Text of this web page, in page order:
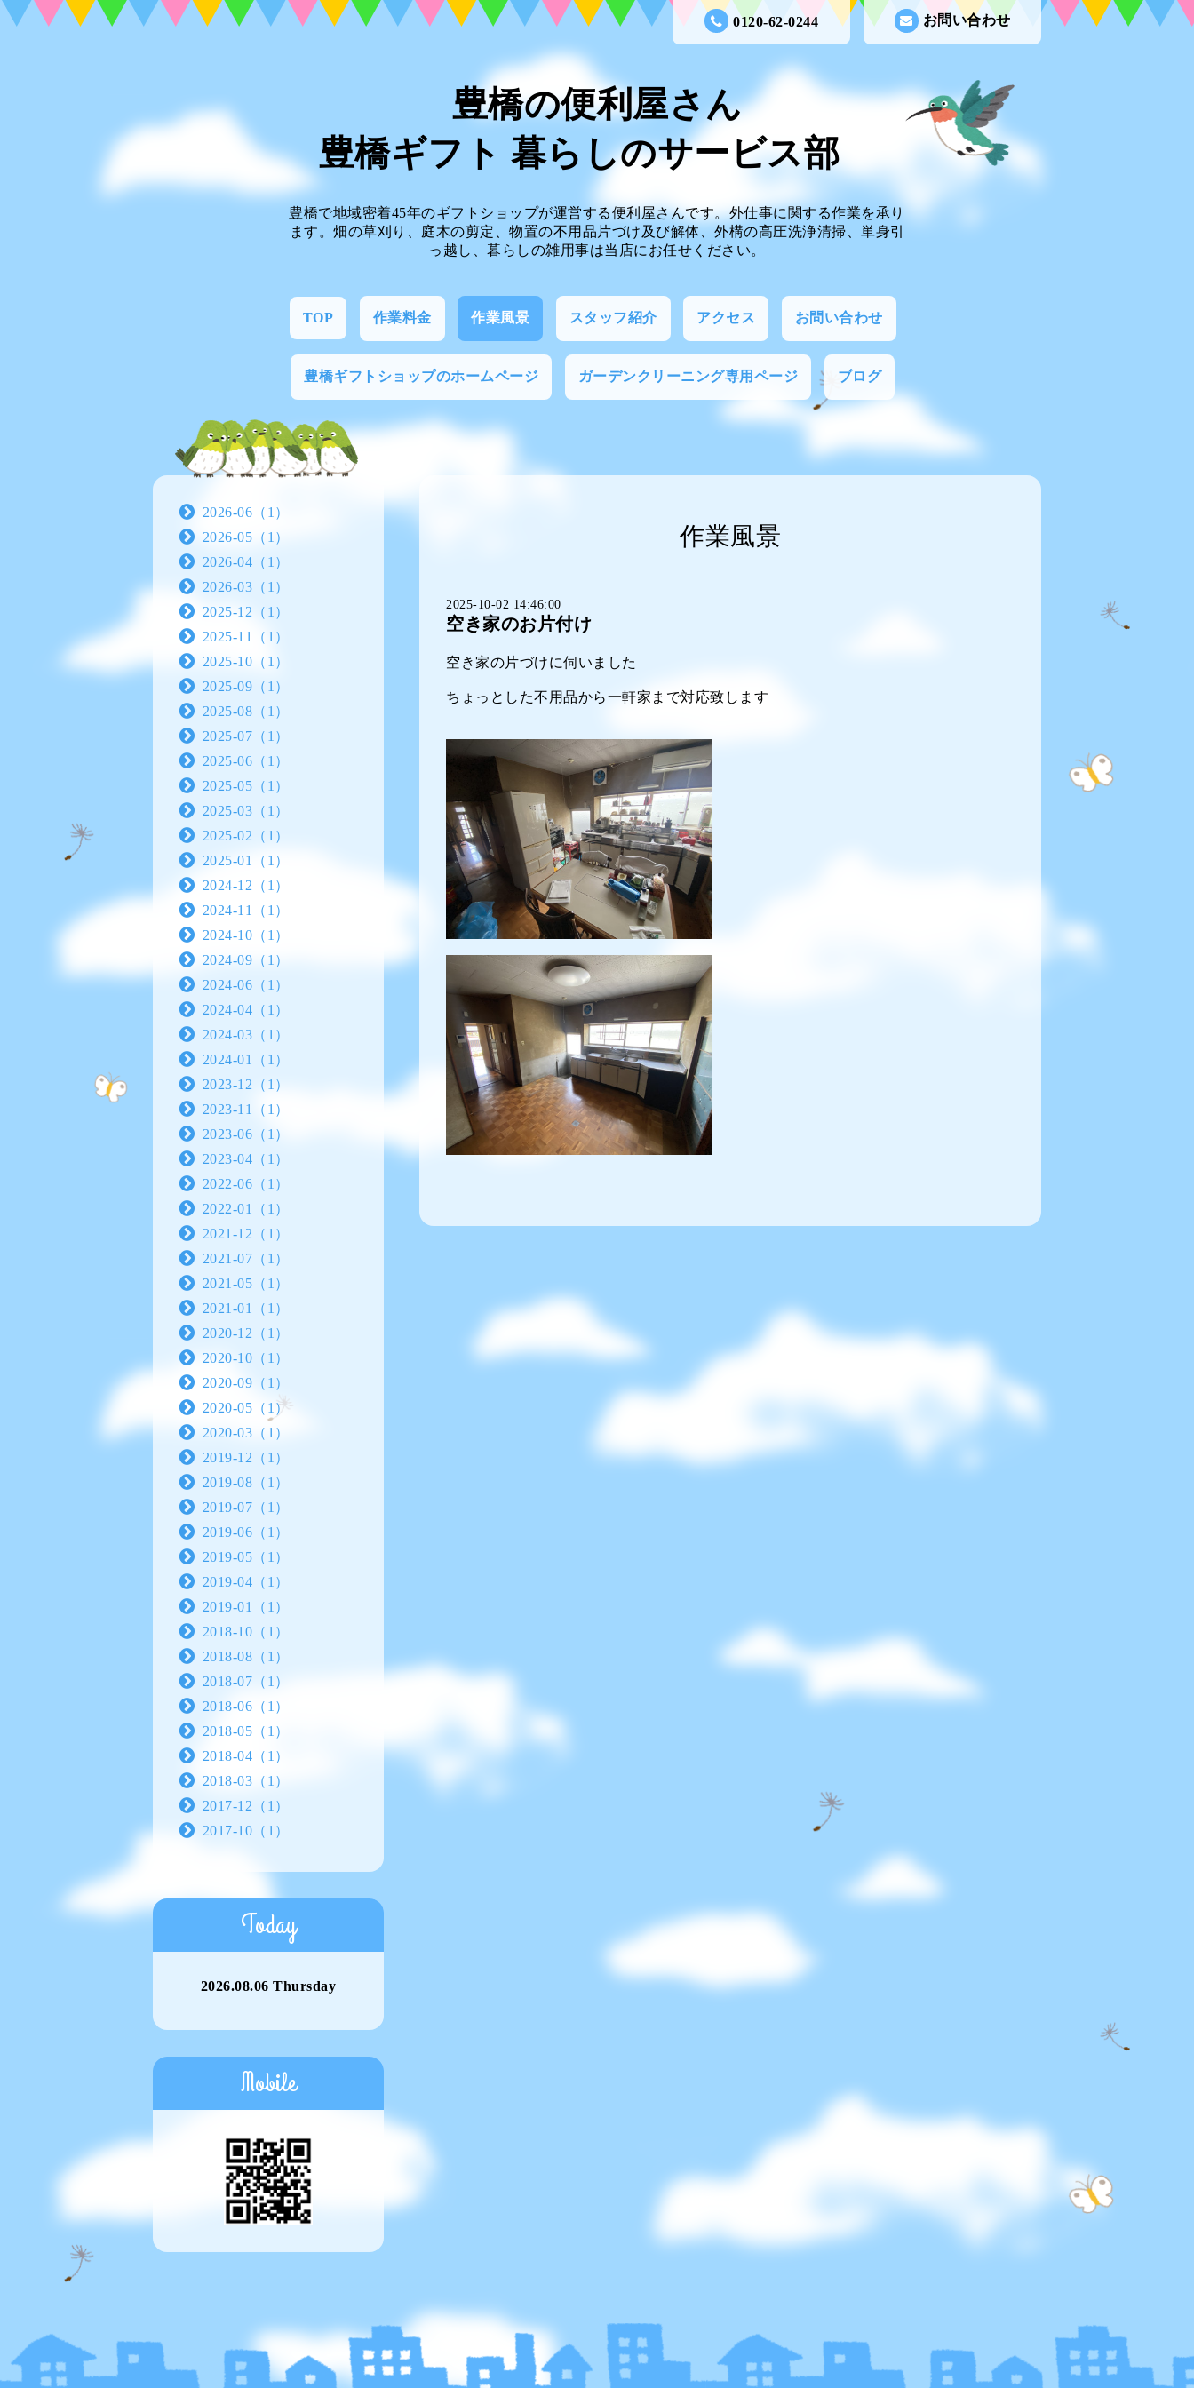
お問い合わせ
0120-62-0244
豊橋の便利屋さん
豊橋ギフト 暮らしのサービス部
豊橋で地域密着45年のギフトショップが運営する便利屋さんです。外仕事に関する作業を承り
ます。畑の草刈り、庭木の剪定、物置の不用品片づけ及び解体、外構の高圧洗浄清掃、単身引
っ越し、暮らしの雑用事は当店にお任せください。
TOP 作業料金 作業風景 スタッフ紹介 アクセス お問い合わせ
豊橋ギフトショップのホームページ ガーデンクリーニング専用ページ ブログ
作業風景
2025-10-02 14:46:00
空き家のお片付け
空き家の片づけに伺いました
ちょっとした不用品から一軒家まで対応致します
2026-06（1）
2026-05（1）
2026-04（1）
2026-03（1）
2025-12（1）
2025-11（1）
2025-10（1）
2025-09（1）
2025-08（1）
2025-07（1）
2025-06（1）
2025-05（1）
2025-03（1）
2025-02（1）
2025-01（1）
2024-12（1）
2024-11（1）
2024-10（1）
2024-09（1）
2024-06（1）
2024-04（1）
2024-03（1）
2024-01（1）
2023-12（1）
2023-11（1）
2023-06（1）
2023-04（1）
2022-06（1）
2022-01（1）
2021-12（1）
2021-07（1）
2021-05（1）
2021-01（1）
2020-12（1）
2020-10（1）
2020-09（1）
2020-05（1）
2020-03（1）
2019-12（1）
2019-08（1）
2019-07（1）
2019-06（1）
2019-05（1）
2019-04（1）
2019-01（1）
2018-10（1）
2018-08（1）
2018-07（1）
2018-06（1）
2018-05（1）
2018-04（1）
2018-03（1）
2017-12（1）
2017-10（1）
Today
2026.08.06 Thursday
Mobile